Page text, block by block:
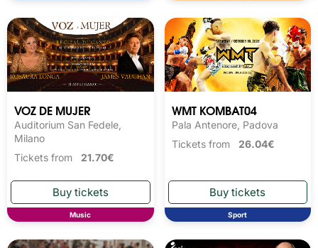
VOZ DE MUJER
Auditorium San Fedele,
Milano
Tickets from 21.70€
Music
WMT KOMBAT04
Pala Antenore, Padova
Tickets from 26.04€
Sport